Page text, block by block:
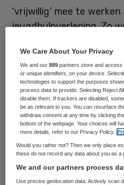
‘vrijwillig’ mee te werken
jeugdhulpverlening. Zo
tussenkomst van een
fenomeen, dat ‘drang’
geen wetten en regels
welke rechten
ouders hebben.
Denise Verkroost van
onderzocht dit juridische
voor haar promotie.
We Care About Your Privacy
We and our889 partners store and access
or unique identifiers, on your device.
technologies to support the purposes
process data to provide. Selecting Reject
disable them. If trackers are disabled,
be as relevant to you. You can resurface
withdraw consent at any time by clicking
bottom of the webpage. Your choices will
more details, refer to our Privacy Policy.
Would you rather not? Then we only place
these do not record any data about you as a
We and our partners process
Use precise geolocation data. Actively scan